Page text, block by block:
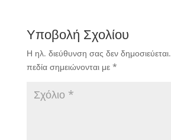
Υποβολή Σχολίου
Η ηλ. διεύθυνση σας δεν δημοσιεύεται.
πεδία σημειώνονται με *